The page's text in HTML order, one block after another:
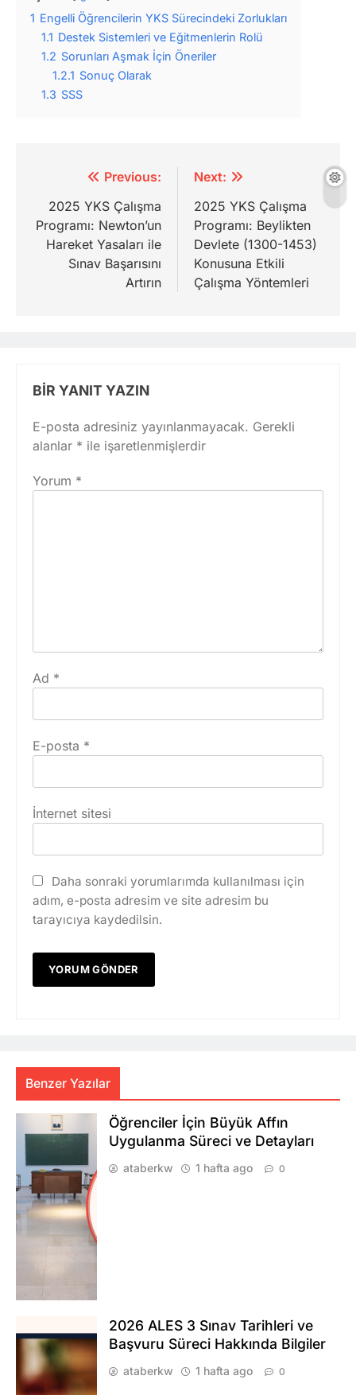
1 Engelli Öğrencilerin YKS Sürecindeki Zorlukları
1.1 Destek Sistemleri ve Eğitmenlerin Rolü
1.2 Sorunları Aşmak İçin Öneriler
1.2.1 Sonuç Olarak
1.3 SSS
gezinmesi
Previous:
2025 YKS Çalışma
Programı: Newton’un
Hareket Yasaları ile
Sınav Başarısını
Artırın
Next:
2025 YKS Çalışma
Programı: Beylikten
Devlete (1300-1453)
Konusuna Etkili
Çalışma Yöntemleri
BIR YANIT YAZIN
E-posta adresiniz yayınlanmayacak. Gerekli
alanlar * ile işaretlenmişlerdir
Yorum *
Ad *
E-posta *
İnternet sitesi
Daha sonraki yorumlarımda kullanılması için
adım, e-posta adresim ve site adresim bu
tarayıcıya kaydedilsin.
Benzer Yazılar
Öğrenciler İçin Büyük Affın
Uygulanma Süreci ve Detayları
ataberkw 1 hafta ago 0
2026 ALES 3 Sınav Tarihleri ve
Başvuru Süreci Hakkında Bilgiler
ataberkw 1 hafta ago 0